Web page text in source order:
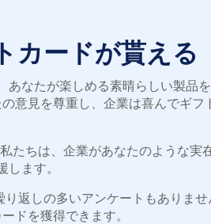
カードが貰える
なたが楽しめる素晴らしい製品を
意見を尊重し、企業は喜んでギフ
ちは、企業があなたのような実
ます。
り返しの多いアンケートもありま
ドを獲得できます。